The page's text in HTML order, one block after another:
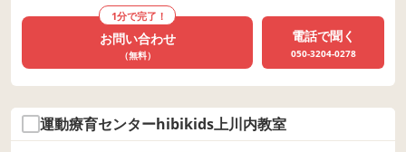
1分で完了！
お問い合わせ
（無料）
電話で聞く
050-3204-0278
運動療育センターhibikids上川内教室